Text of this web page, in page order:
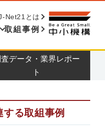
取組事例
Net21とは
データ・業界レポー
ト
る取組事例